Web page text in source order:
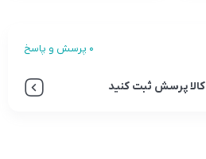
0 پرسش و پاسخ
پرسش ثبت کنید